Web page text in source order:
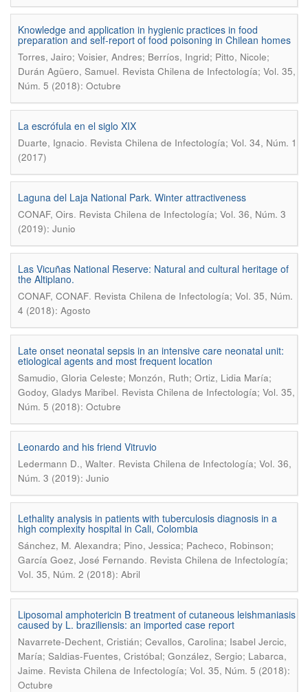
Knowledge and application in hygienic practices in food
preparation and self-report of food poisoning in Chilean homes
Torres, Jairo; Voisier, Andres; Berríos, Ingrid; Pitto, Nicole;
Durán Agüero, Samuel. Revista Chilena de Infectología; Vol. 35,
Núm. 5 (2018): Octubre
La escrófula en el siglo XIX
Duarte, Ignacio. Revista Chilena de Infectología; Vol. 34, Núm. 1
(2017)
Laguna del Laja National Park. Winter attractiveness
CONAF, Oirs. Revista Chilena de Infectología; Vol. 36, Núm. 3
(2019): Junio
Las Vicuñas National Reserve: Natural and cultural heritage of
the Altiplano.
CONAF, CONAF. Revista Chilena de Infectología; Vol. 35, Núm.
4 (2018): Agosto
Late onset neonatal sepsis in an intensive care neonatal unit:
etiological agents and most frequent location
Samudio, Gloria Celeste; Monzón, Ruth; Ortiz, Lidia María;
Godoy, Gladys Maribel. Revista Chilena de Infectología; Vol. 35,
Núm. 5 (2018): Octubre
Leonardo and his friend Vitruvio
Ledermann D., Walter. Revista Chilena de Infectología; Vol. 36,
Núm. 3 (2019): Junio
Lethality analysis in patients with tuberculosis diagnosis in a
high complexity hospital in Cali, Colombia
Sánchez, M. Alexandra; Pino, Jessica; Pacheco, Robinson;
García Goez, José Fernando. Revista Chilena de Infectología;
Vol. 35, Núm. 2 (2018): Abril
Liposomal amphotericin B treatment of cutaneous leishmaniasis
caused by L. braziliensis: an imported case report
Navarrete-Dechent, Cristián; Cevallos, Carolina; Isabel Jercic,
María; Saldias-Fuentes, Cristóbal; González, Sergio; Labarca,
Jaime. Revista Chilena de Infectología; Vol. 35, Núm. 5 (2018):
Octubre